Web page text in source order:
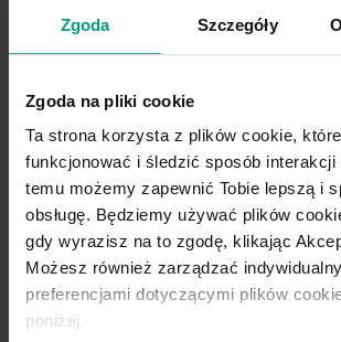
Zgoda Szczegóły
Zgoda na pliki cookie
Ta strona korzysta z plików cookie,
funkcjonować i śledzić sposób
temu możemy zapewnić Tobie lepszą i
obsługę. Będziemy używać plików
gdy wyrazisz na to zgodę, klikając
Możesz również zarządzać
preferencjami dotyczącymi plików
poniżej.
Dąb Craft Złoty
Pozostałe modele
z kolekcji PORTA FOCUS